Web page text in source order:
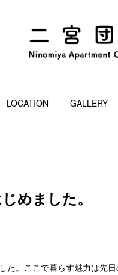
LOCATION GALLERY
めました。
た。ここで暮らす魅力は先